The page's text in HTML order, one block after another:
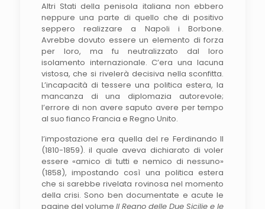
Altri Stati della penisola italiana non ebbero
neppure una parte di quello che di positivo
seppero realizzare a Napoli i Borbone.
Avrebbe dovuto essere un elemento di forza
per loro, ma fu neutralizzato dal loro
isolamento internazionale. C’era una lacuna
vistosa, che si rivelerà decisiva nella sconfitta.
L’incapacità di tessere una politica estera, la
mancanza di una diplomazia autorevole;
l’errore di non avere saputo avere per tempo
al suo fianco Francia e Regno Unito.
I’impostazione era quella del re Ferdinando II
(1810-1859). il quale aveva dichiarato di voler
essere «amico di tutti e nemico di nessuno»
(1858), impostando così una politica estera
che si sarebbe rivelata rovinosa nel momento
della crisi. Sono ben documentate e acute le
pagine del volume Il Regno delle Due Sicilie e le